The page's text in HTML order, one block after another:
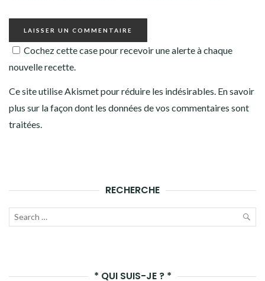
Cochez cette case pour recevoir une alerte à chaque
nouvelle recette.
Ce site utilise Akismet pour réduire les indésirables. En savoir
plus sur la façon dont les données de vos commentaires sont
traitées.
RECHERCHE
Recherche
* QUI SUIS-JE ? *